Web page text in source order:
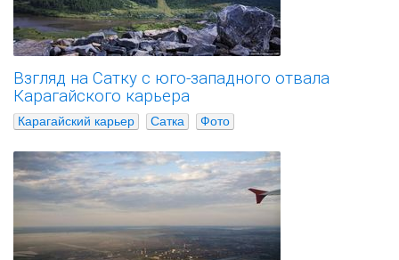
Взгляд на Сатку с юго-западного отвала
Карагайского карьера
Карагайский карьер Сатка Фото